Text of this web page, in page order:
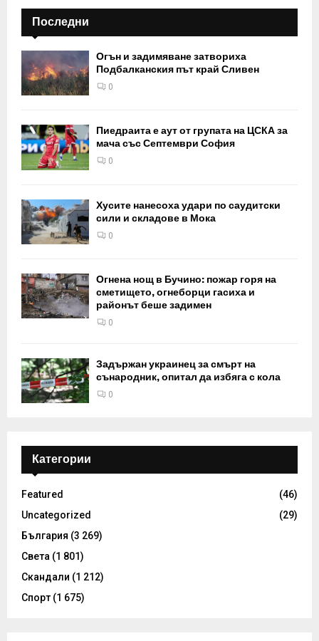
Последни
Огън и задимяване затвориха
Подбалканския път край Сливен
0
Пиедраита е аут от групата на ЦСКА за
мача със Септември София
0
Хусите нанесоха удари по саудитски
сили и складове в Мока
0
Огнена нощ в Бучино: пожар горя на
сметището, огнеборци гасиха и
районът беше задимен
0
Задържан украинец за смърт на
сънародник, опитал да избяга с кола
0
Категории
Featured
(46)
Uncategorized
(29)
България (3 269)
Света (1 801)
Скандали (1 212)
Спорт (1 675)